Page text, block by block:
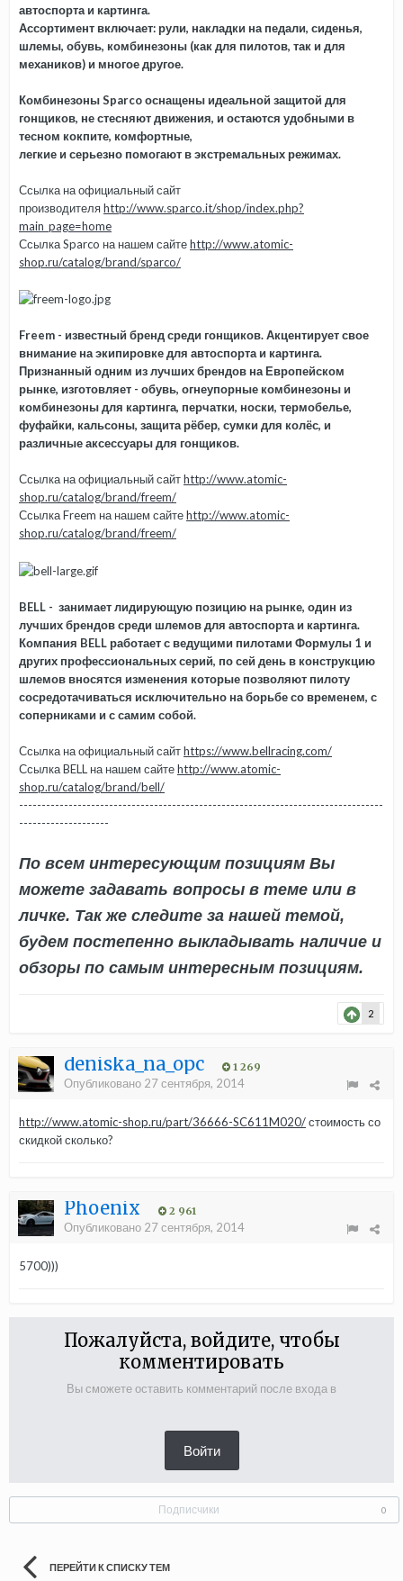
автоспорта и картинга.
Ассортимент включает: рули, накладки на педали, сиденья,
шлемы, обувь, комбинезоны (как для пилотов, так и для
механиков) и многое другое.
Комбинезоны Sparco оснащены идеальной защитой для
гонщиков, не стесняют движения, и остаются удобными в
тесном кокпите, комфортные,
легкие и серьезно помогают в экстремальных режимах.
Ссылка на официальный сайт
производителяhttp://www.sparco.it/shop/index.php?
main_page=home
Ссылка Sparco на нашем сайтеhttp://www.atomic-
shop.ru/catalog/brand/sparco/
Freem - известный бренд среди гонщиков. Акцентирует свое
внимание на экипировке для автоспорта и картинга.
Признанный одним из лучших брендов на Европейском
рынке, изготовляет - обувь, огнеупорные комбинезоны и
комбинезоны для картинга, перчатки, носки, термобелье,
фуфайки, кальсоны, защита рёбер, сумки для колёс, и
различные аксессуары для гонщиков.
Ссылка на официальный сайтhttp://www.atomic-
shop.ru/catalog/brand/freem/
Ссылка Freem на нашем сайтеhttp://www.atomic-
shop.ru/catalog/brand/freem/
BELL - занимает лидирующую позицию на рынке, один из
лучших брендов среди шлемов для автоспорта и картинга.
Компания BELL работает с ведущими пилотами Формулы 1 и
других профессиональных серий, по сей день в конструкцию
шлемов вносятся изменения которые позволяют пилоту
сосредотачиваться исключительно на борьбе со временем, с
соперниками и с самим собой.
Ссылка на официальный сайтhttps://www.bellracing.com/
Ссылка BELL на нашем сайтеhttp://www.atomic-
shop.ru/catalog/brand/bell/
---------------------------------------------------------------------------------
--------------------
По всем интересующим позициям Вы
можете задавать вопросы в теме или в
личке. Так же следите за нашей темой,
будем постепенно выкладывать наличие и
обзоры по самым интересным позициям.
2
deniska_na_opc 1 269
Опубликовано 27 сентября, 2014
http://www.atomic-shop.ru/part/36666-SC611M020/стоимость со
скидкой сколько?
Phoenix 2 961
Опубликовано 27 сентября, 2014
5700)))
Пожалуйста, войдите, чтобы
комментировать
Вы сможете оставить комментарий после входа в
Войти
Подписчики 0
ПЕРЕЙТИ К СПИСКУ ТЕМ